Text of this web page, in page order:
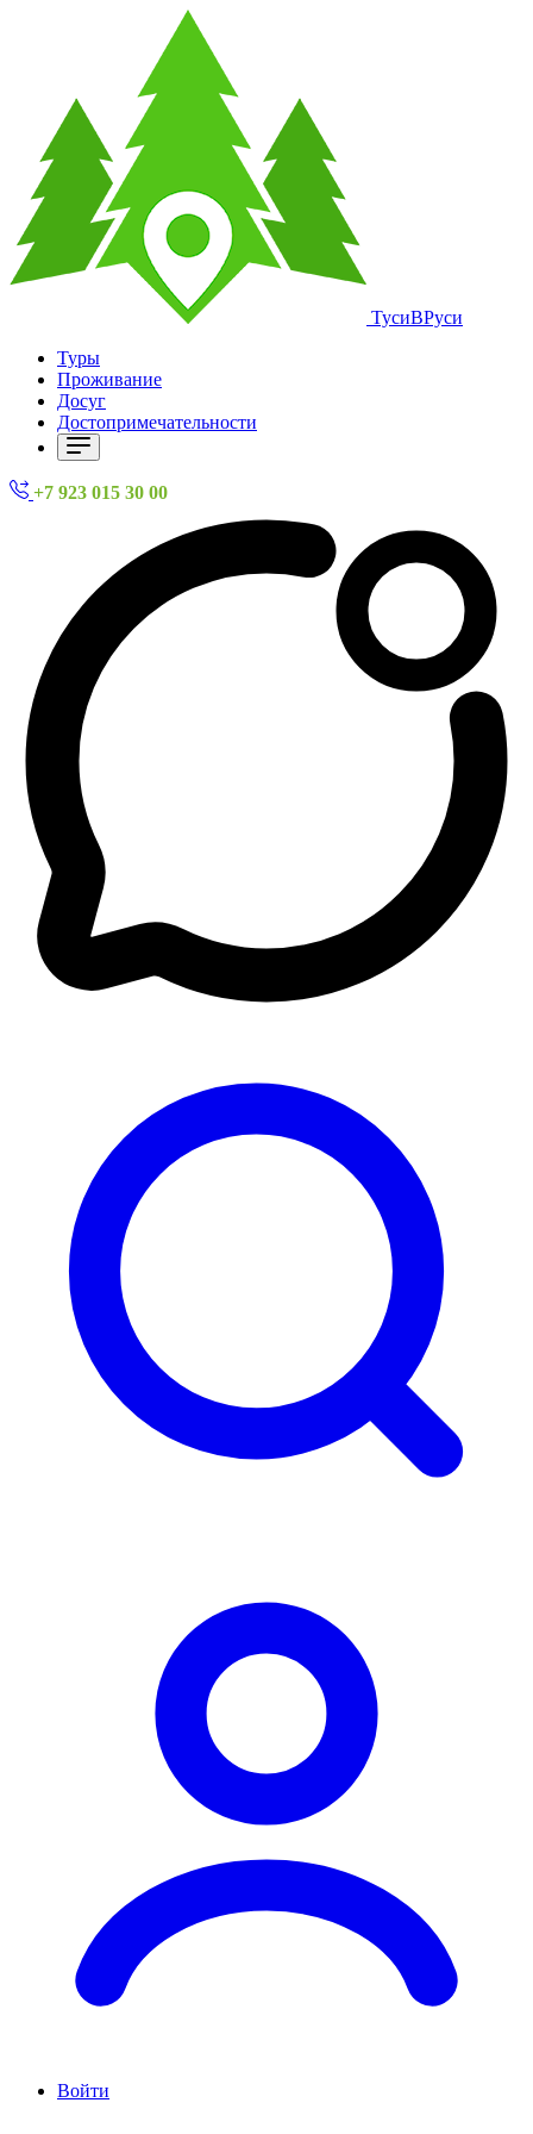
ТусиВРуси
Туры
Проживание
Досуг
Достопримечательности
+7 923 015 30 00
Войти